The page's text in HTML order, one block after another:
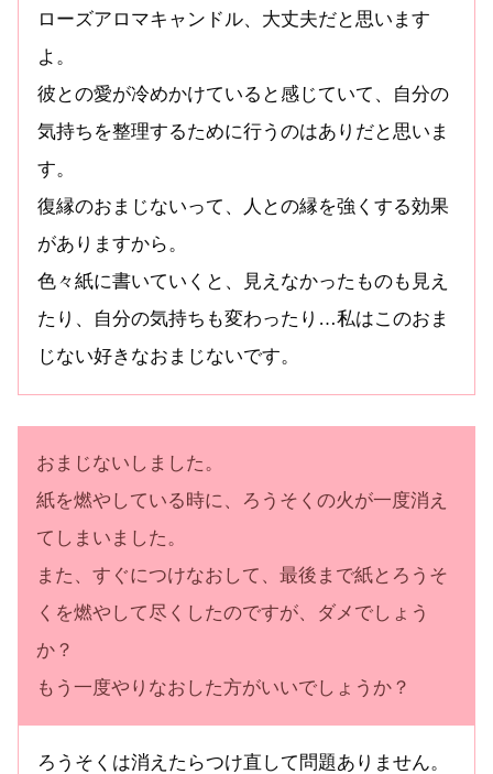
ローズアロマキャンドル、大丈夫だと思います
よ。
彼との愛が冷めかけていると感じていて、自分の
気持ちを整理するために行うのはありだと思いま
す。
復縁のおまじないって、人との縁を強くする効果
がありますから。
色々紙に書いていくと、見えなかったものも見え
たり、自分の気持ちも変わったり…私はこのおま
じない好きなおまじないです。
おまじないしました。
紙を燃やしている時に、ろうそくの火が一度消え
てしまいました。
また、すぐにつけなおして、最後まで紙とろうそ
くを燃やして尽くしたのですが、ダメでしょう
か？
もう一度やりなおした方がいいでしょうか？
ろうそくは消えたらつけ直して問題ありません。